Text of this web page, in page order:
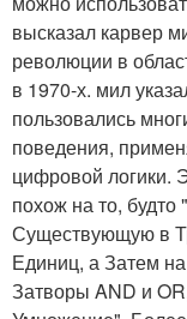
высказал карвер
революции в
в 1970-х. мил
пользовались
поведения,
цифровой логики.
похож на то,
Существующую в
Единиц, а Затем
Затворы AND и